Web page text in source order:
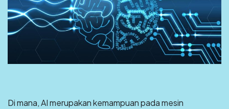
Di mana, AI merupakan kemampuan pada mesin